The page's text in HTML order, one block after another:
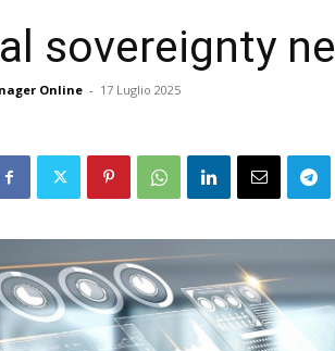
sovereignty
Online - 17 Luglio 2025